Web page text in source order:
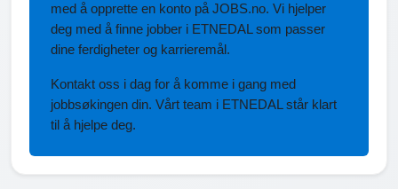
med å opprette en konto på JOBS.no. Vi hjelper
deg med å finne jobber i ETNEDAL som passer
dine ferdigheter og karrieremål.
Kontakt oss i dag for å komme i gang med
jobbsøkingen din. Vårt team i ETNEDAL står klart
til å hjelpe deg.